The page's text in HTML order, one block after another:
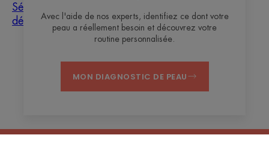
Avec l'aide de nos experts, identifiez ce dont votre
peau a réellement besoin et découvrez votre
routine personnalisée.
MON DIAGNOSTIC DE PEAU
Sécheresse et
déshydratation
ContactQuestions fréquentes